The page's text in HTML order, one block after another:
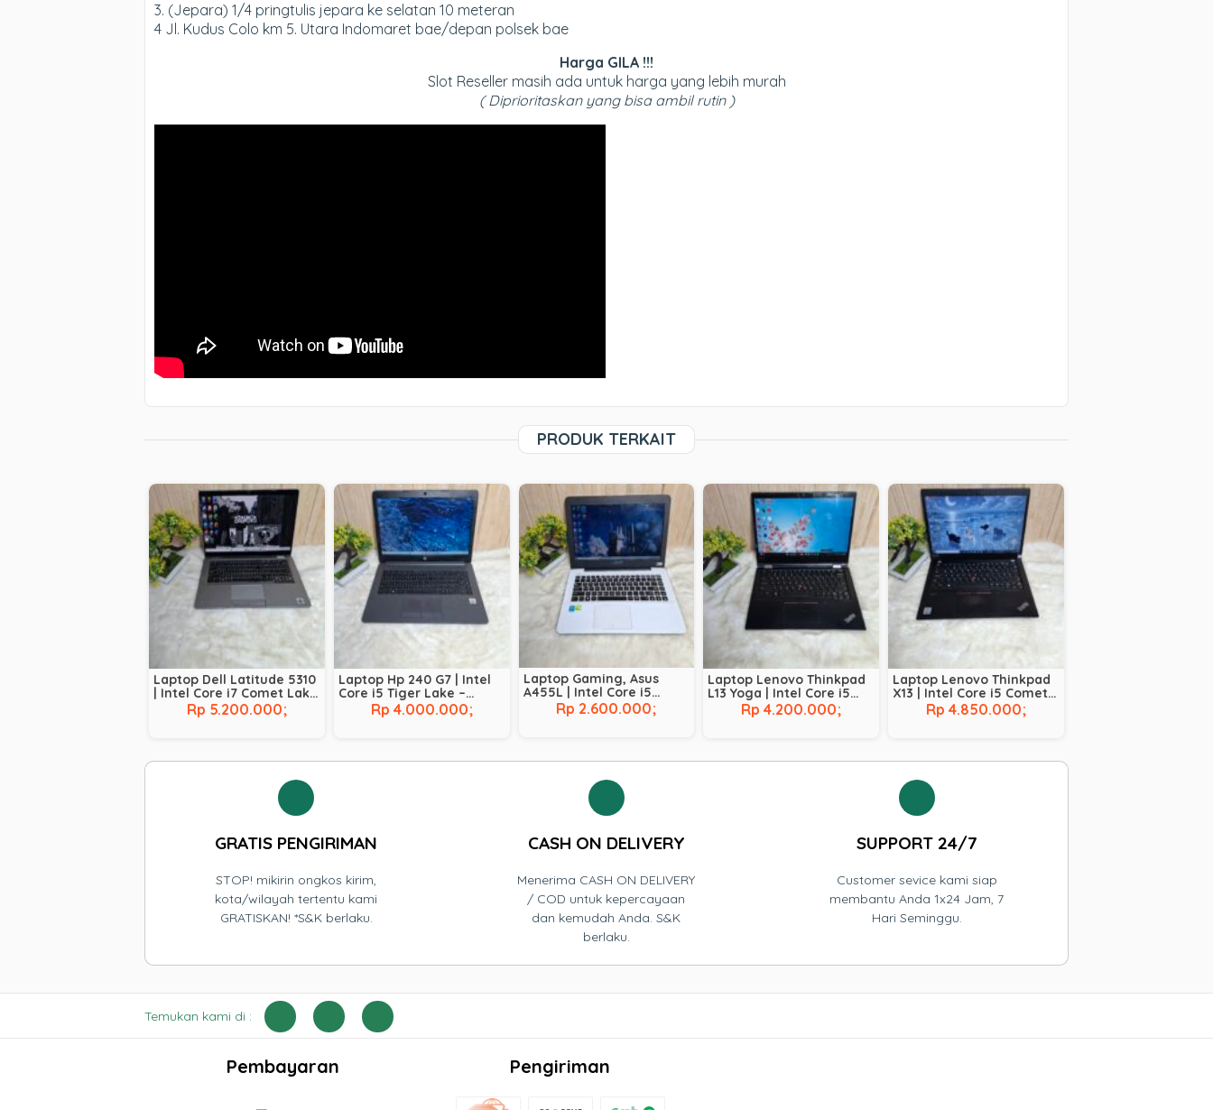
3. (Jepara) 1/4 pringtulis jepara ke selatan 10 meteran
4 Jl. Kudus Colo km 5. Utara Indomaret bae/depan polsek bae
Harga GILA !!!
Slot Reseller masih ada untuk harga yang lebih murah
( Diprioritaskan yang bisa ambil rutin )
PRODUK TERKAIT
Laptop Dell Latitude 5310
| Intel Core i7 Comet Lake
– 10610U | RAM 8 GB | SSD
256 GB | BACKLIT |
Rp 5.200.000;
Laptop Hp 240 G7 | Intel
Core i5 Tiger Lake –
1035G1 | RAM 8 GB | SSD
256 GB
Rp 4.000.000;
Laptop Gaming, Asus
A455L | Intel Core i5
Broadwell – 5200U |
NVIDIA GeForce 930M |
Rp 2.600.000;
Laptop Lenovo Thinkpad
L13 Yoga | Intel Core i5
Comet Lake – 10210U |
RAM 8 GB | SSD 256 GB |
Rp 4.200.000;
Laptop Lenovo Thinkpad
X13 | Intel Core i5 Comet
Lake – 10210U | RAM 16 GB
| SSD 256 GB |
Rp 4.850.000;
GRATIS PENGIRIMAN
STOP! mikirin ongkos kirim,
kota/wilayah tertentu kami
GRATISKAN! *S&K berlaku.
CASH ON DELIVERY
Menerima CASH ON DELIVERY
/ COD untuk kepercayaan
dan kemudah Anda. S&K
berlaku.
SUPPORT 24/7
Customer sevice kami siap
membantu Anda 1x24 Jam, 7
Hari Seminggu.
Temukan kami di :
Pembayaran Pengiriman